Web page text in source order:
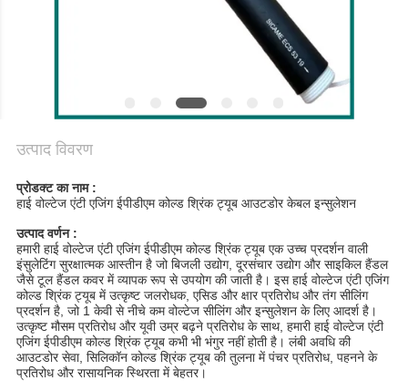
उत्पाद विवरण
प्रोडक्ट का नाम :
हाई वोल्टेज एंटी एजिंग ईपीडीएम कोल्ड श्रिंक ट्यूब आउटडोर केबल इन्सुलेशन
उत्पाद वर्णन :
हमारी हाई वोल्टेज एंटी एजिंग ईपीडीएम कोल्ड श्रिंक ट्यूब एक उच्च प्रदर्शन वाली
इंसुलेटिंग सुरक्षात्मक आस्तीन है जो बिजली उद्योग, दूरसंचार उद्योग और साइकिल हैंडल
जैसे टूल हैंडल कवर में व्यापक रूप से उपयोग की जाती है। इस हाई वोल्टेज एंटी एजिंग
कोल्ड श्रिंक ट्यूब में उत्कृष्ट जलरोधक, एसिड और क्षार प्रतिरोध और तंग सीलिंग
प्रदर्शन है, जो 1 केवी से नीचे कम वोल्टेज सीलिंग और इन्सुलेशन के लिए आदर्श है।
उत्कृष्ट मौसम प्रतिरोध और यूवी उम्र बढ़ने प्रतिरोध के साथ, हमारी हाई वोल्टेज एंटी
एजिंग ईपीडीएम कोल्ड श्रिंक ट्यूब कभी भी भंगुर नहीं होती है। लंबी अवधि की
आउटडोर सेवा, सिलिकॉन कोल्ड श्रिंक ट्यूब की तुलना में पंचर प्रतिरोध, पहनने के
प्रतिरोध और रासायनिक स्थिरता में बेहतर।